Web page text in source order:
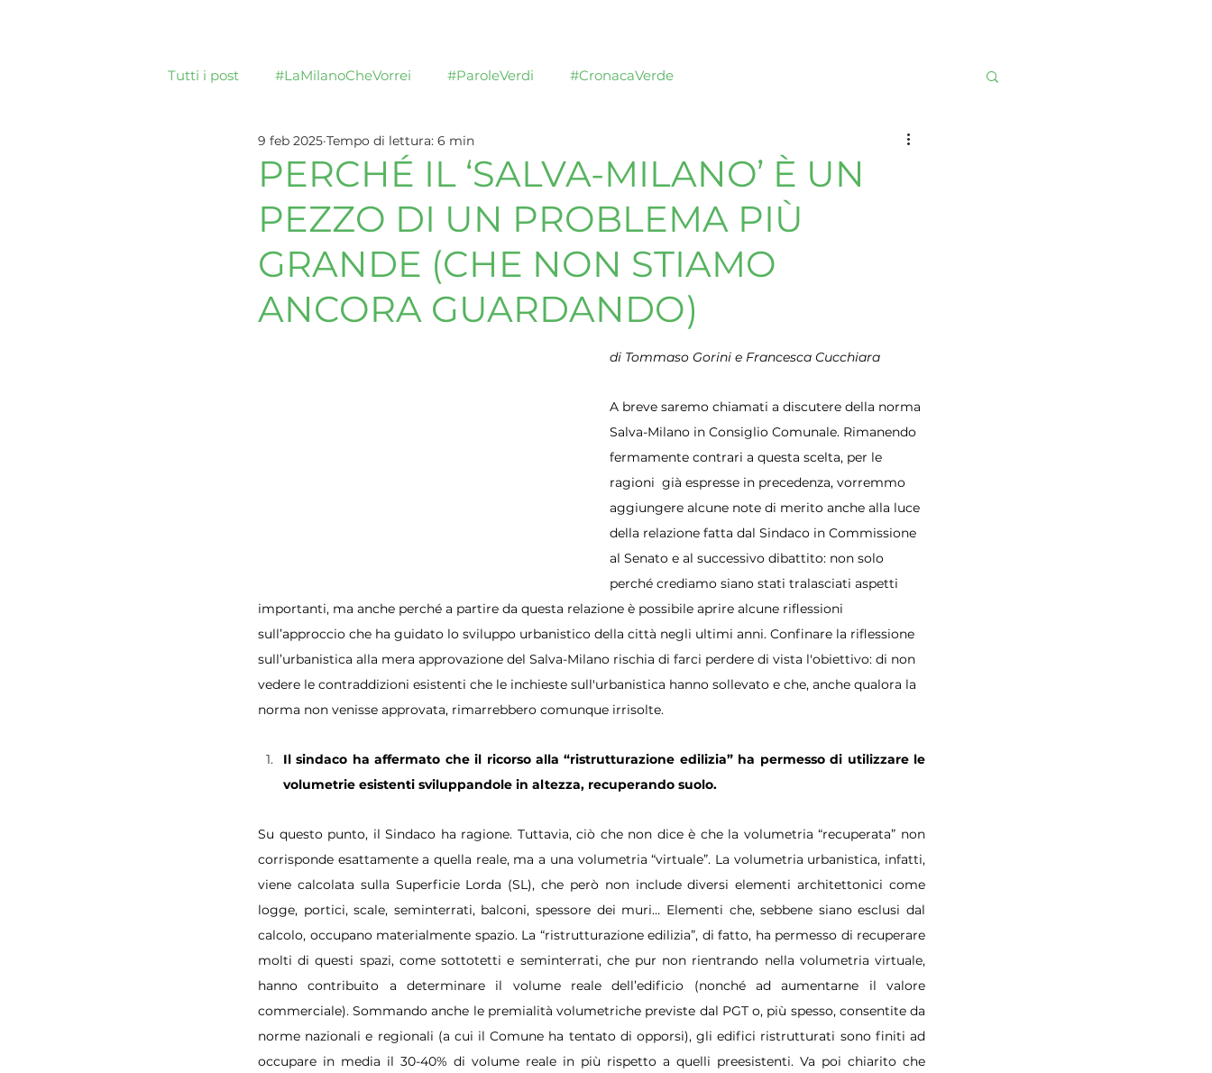
Tutti i post #LaMilanoCheVorrei #ParoleVerdi #CronacaVerde
PERCHÉ IL ‘SALVA-MILANO’ È UN
PEZZO DI UN PROBLEMA PIÙ
GRANDE (CHE NON STIAMO
ANCORA GUARDANDO)
9 feb 2025 Tempo di lettura: 6 min
di Tommaso Gorini e Francesca Cucchiara
A breve saremo chiamati a discutere della norma
Salva-Milano in Consiglio Comunale. Rimanendo
fermamente contrari a questa scelta, per le
ragioni  già espresse in precedenza, vorremmo
aggiungere alcune note di merito anche alla luce
della relazione fatta dal Sindaco in Commissione
al Senato e al successivo dibattito: non solo
perché crediamo siano stati tralasciati aspetti
importanti, ma anche perché a partire da questa relazione è possibile aprire alcune riflessioni
sull’approccio che ha guidato lo sviluppo urbanistico della città negli ultimi anni. Confinare la riflessione
sull’urbanistica alla mera approvazione del Salva-Milano rischia di farci perdere di vista l'obiettivo: di non
vedere le contraddizioni esistenti che le inchieste sull'urbanistica hanno sollevato e che, anche qualora la
norma non venisse approvata, rimarrebbero comunque irrisolte.
Il sindaco ha affermato che il ricorso alla “ristrutturazione edilizia” ha permesso di utilizzare le
volumetrie esistenti sviluppandole in altezza, recuperando suolo.
Su questo punto, il Sindaco ha ragione. Tuttavia, ciò che non dice è che la volumetria “recuperata” non
corrisponde esattamente a quella reale, ma a una volumetria “virtuale”. La volumetria urbanistica, infatti,
viene calcolata sulla Superficie Lorda (SL), che però non include diversi elementi architettonici come
logge, portici, scale, seminterrati, balconi, spessore dei muri… Elementi che, sebbene siano esclusi dal
calcolo, occupano materialmente spazio. La “ristrutturazione edilizia”, di fatto, ha permesso di recuperare
molti di questi spazi, come sottotetti e seminterrati, che pur non rientrando nella volumetria virtuale,
hanno contribuito a determinare il volume reale dell’edificio (nonché ad aumentarne il valore
commerciale). Sommando anche le premialità volumetriche previste dal PGT o, più spesso, consentite da
norme nazionali e regionali (a cui il Comune ha tentato di opporsi), gli edifici ristrutturati sono finiti ad
occupare in media il 30-40% di volume reale in più rispetto a quelli preesistenti. Va poi chiarito che